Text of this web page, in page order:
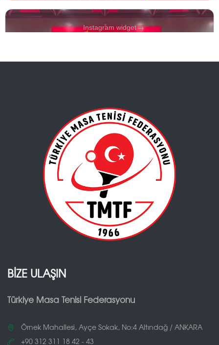
Instagram widget→
BİZE ULAŞIN
Türkiye Masa Tenisi Federasyonu
Örnek Mahallesi, Ayçe Sokak, No:4 Altındağ / ANKARA
+90 312 311 18 42 - 43